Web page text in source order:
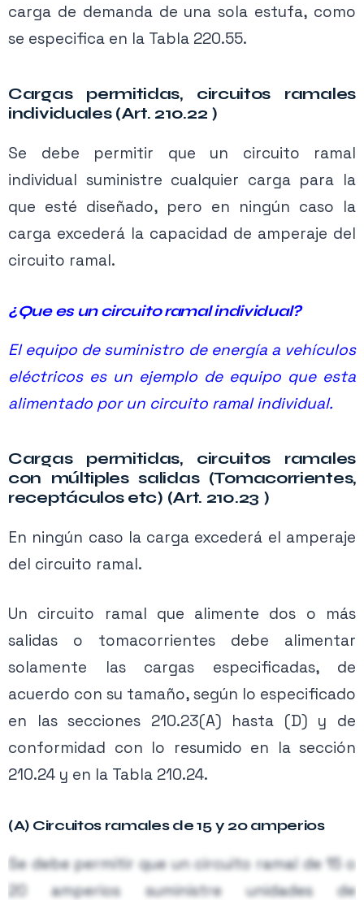
carga de demanda de una sola estufa, como
se especifica en la Tabla 220.55.
Cargas permitidas, circuitos ramales
individuales (Art. 210.22 )
Se debe permitir que un circuito ramal
individual suministre cualquier carga para la
que esté diseñado, pero en ningún caso la
carga excederá la capacidad de amperaje del
circuito ramal.
¿Que es un circuito ramal individual?
Ver planes →
El equipo de suministro de energía a vehículos
eléctricos es un ejemplo de equipo que esta
alimentado por un circuito ramal individual.
Cargas permitidas, circuitos ramales
con múltiples salidas (Tomacorrientes,
receptáculos etc) (Art. 210.23 )
En ningún caso la carga excederá el amperaje
del circuito ramal.
Un circuito ramal que alimente dos o más
salidas o tomacorrientes debe alimentar
solamente las cargas especificadas, de
acuerdo con su tamaño, según lo especificado
en las secciones 210.23(A) hasta (D) y de
conformidad con lo resumido en la sección
210.24 y en la Tabla 210.24.
(A) Circuitos ramales de 15 y 20 amperios
Se debe permitir que un circuito ramal de 15 o
20 amperios suministre unidades de